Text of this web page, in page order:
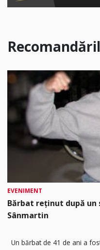
EVENIMENT
Bărbat reținut după un
Sânmartin
Un bărbat de 41 de ani a